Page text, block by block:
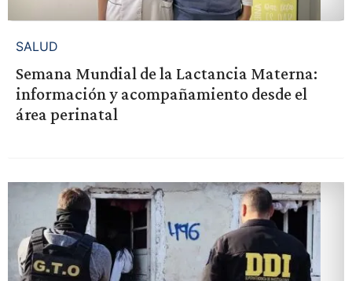
SALUD
Semana Mundial de la Lactancia Materna:
información y acompañamiento desde el
área perinatal